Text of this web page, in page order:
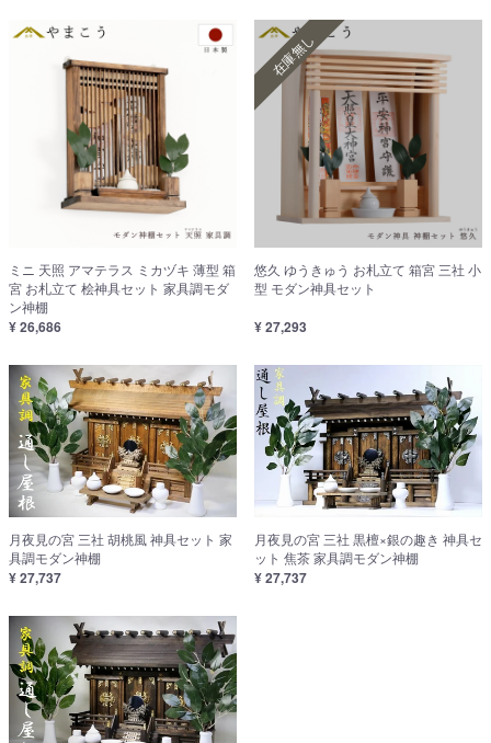
ミニ 天照 アマテラス ミカヅキ 薄型 箱
宮 お札立て 桧神具セット 家具調モダ
ン神棚
¥ 26,686
在庫無し
悠久 ゆうきゅう お札立て 箱宮 三社 小
型 モダン神具セット
¥ 27,293
月夜見の宮 三社 胡桃風 神具セット 家
具調モダン神棚
¥ 27,737
月夜見の宮 三社 黒檀×銀の趣き 神具セ
ット 焦茶 家具調モダン神棚
¥ 27,737